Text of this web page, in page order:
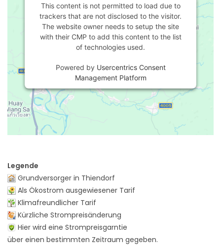
This content is not permitted to load due to
trackers that are not disclosed to the visitor.
The website owner needs to setup the site
with their CMP to add this content to the list
of technologies used.
Powered by Usercentrics Consent
Management Platform
Legende
Grundversorger in Thiendorf
Als Ökostrom ausgewiesener Tarif
Klimafreundlicher Tarif
Kürzliche Strompreisänderung
Hier wird eine Strompreisgarntie
über einen bestimmten Zeitraum gegeben.